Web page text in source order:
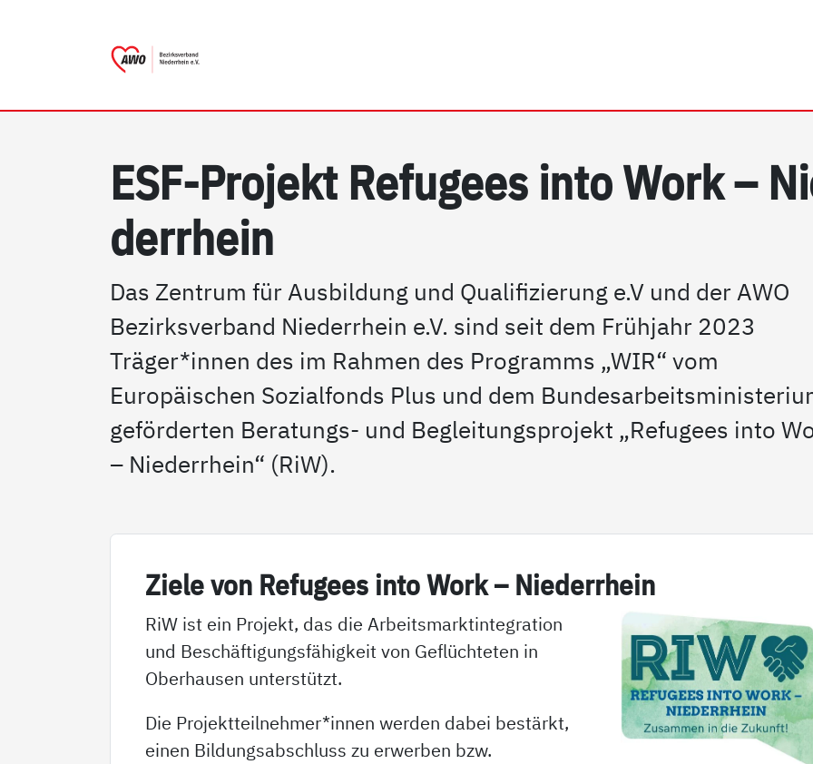
ESF-Pro­jekt Re­fu­gees in­to Work –
der­r­hein
Das Zentrum für Ausbildung und Qualifizierung e.V und der AWO
Bezirksverband Niederrhein e.V. sind seit dem Frühjahr 2023
Träger*innen des im Rahmen des Programms „WIR“ vom
Europäischen Sozialfonds Plus und dem
geförderten Beratungs- und Begleitungsprojekt „Refugees into
– Niederrhein“ (RiW).
Zie­le von Re­fu­gees in­to Work – Nie­der­r­hein
RiW ist ein Projekt, das die Arbeitsmarktintegration
und Beschäftigungsfähigkeit von Geflüchteten in
Oberhausen unterstützt.
Die Projektteilnehmer*innen werden dabei bestärkt,
einen Bildungsabschluss zu erwerben bzw.